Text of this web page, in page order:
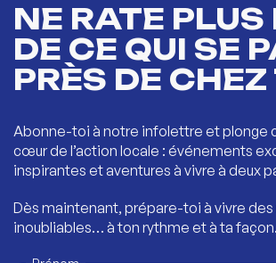
NE RATE PLUS
DE CE QUI SE
PRÈS DE CHEZ
Abonne-toi à notre infolettre et plonge
cœur de l’action locale : événements
inspirantes et aventures à vivre à deux
Dès maintenant, prépare-toi à vivre
inoubliables… à ton rythme et à ta façon.